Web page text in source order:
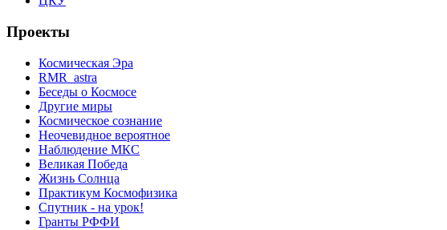
Проекты
Космическая Эра
RMR_astra
Беседы о Космосе
Другие миры
Космическое сознание
Неочевидное вероятное
Наблюдение МКС
Великая Победа
Жизнь Солнца
Практикум Космофизика
Спутник - на урок!
Гранты РФФИ